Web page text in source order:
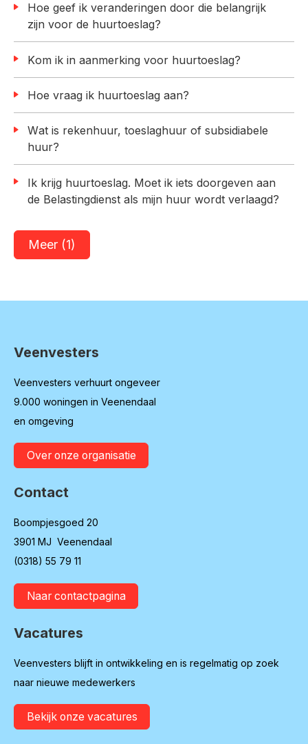
Hoe geef ik veranderingen door die belangrijk
zijn voor de huurtoeslag?
Kom ik in aanmerking voor huurtoeslag?
Hoe vraag ik huurtoeslag aan?
Wat is rekenhuur, toeslaghuur of subsidiabele
huur?
Ik krijg huurtoeslag. Moet ik iets doorgeven aan
de Belastingdienst als mijn huur wordt verlaagd?
Meer (1)
Contactinformatie
Veenvesters
Veenvesters verhuurt ongeveer
9.000 woningen in Veenendaal
en omgeving
Over onze organisatie
Contact
Boompjesgoed 20
3901 MJ Veenendaal
(0318) 55 79 11
Naar contactpagina
Vacatures
Veenvesters blijft in ontwikkeling en is regelmatig op zoek
naar nieuwe medewerkers
Bekijk onze vacatures